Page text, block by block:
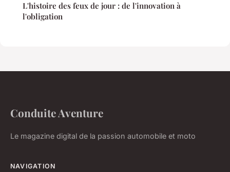
L'histoire des feux de jour : de l'innovation à
l'obligation
Conduite Aventure
Le magazine digital de la passion automobile et moto
NAVIGATION